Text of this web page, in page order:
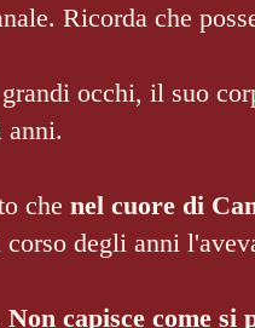
Ricorda che
occhi, il suo
anni.
che nel cuore di
corso degli anni
Non capisce come si